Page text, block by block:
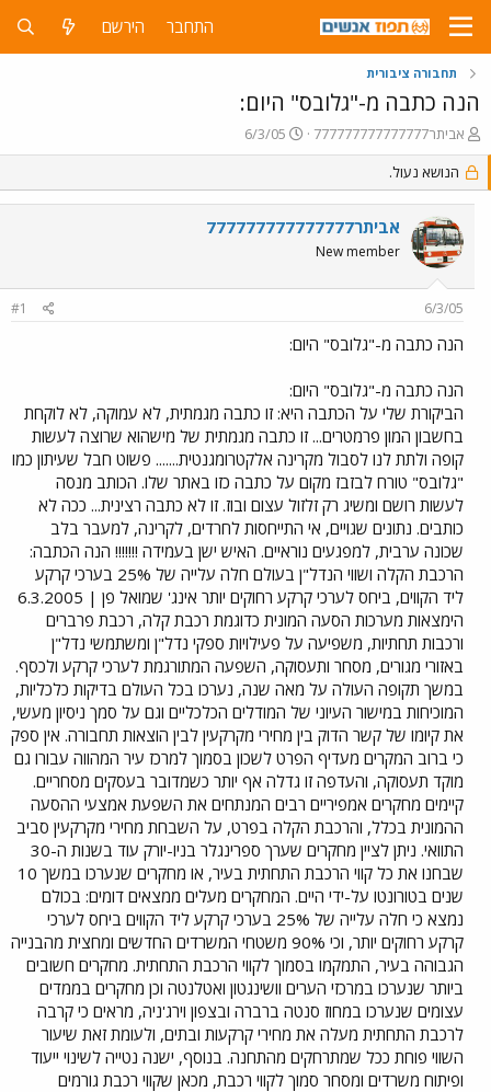
התחבר הירשם
תחבורה ציבורית
הנה כתבה מ-"גלובס" היום:
פ
ו
ת
ח
נ
ו
א
אביתר777777777777777
פ
ו
ס
ב
ר
6/3/05
הנושא נעול.
אביתר777777777777777
New member
6/3/05
#1
הנה כתבה מ-"גלובס" היום:
הנה כתבה מ-"גלובס" היום:
הביקורת שלי על הכתבה היא: זו כתבה מגמתית, לא עמוקה, לא לוקחת
בחשבון המון פרמטרים... זו כתבה מגמתית של מישהוא שרוצה לעשות
קופה ולתת לנו לסבול מקרינה אלקטרומגנטית....... פשוט חבל שעיתון כמו
"גלובס" טורח לבזבז מקום על כתבה כזו באתר שלו. הכותב מנסה
לעשות רושם ומשיג רק זלזול עצום ובוז. זו לא כתבה רצינית... ככה לא
כותבים. נתונים שגויים, אי התייחסות לחרדים, לקרינה, למעבר בלב
שכונה ערבית, למפגעים נוראיים. האיש ישן בעמידה !!!!!!! הנה הכתבה:
הרכבת הקלה ושווי הנדל"ן בעולם חלה עלייה של 25% בערכי קרקע
ליד הקווים, ביחס לערכי קרקע רחוקים יותר אינג' שמואל פן | 6.3.2005
הימצאות מערכות הסעה המונית כדוגמת רכבת קלה, רכבת פרברים
ורכבות תחתיות, משפיעה על פעילויות ספקי נדל"ן ומשתמשי נדל"ן
באזורי מגורים, מסחר ותעסוקה, השפעה המתורגמת לערכי קרקע ולכסף.
במשך תקופה העולה על מאה שנה, נערכו בכל העולם בדיקות כלכליות,
המוכיחות במישור העיוני של המודלים הכלכליים וגם על סמך ניסיון מעשי,
את קיומו של קשר הדוק בין מחירי מקרקעין לבין הוצאות תחבורה. אין ספק
כי ברוב המקרים מעדיף הפרט לשכון בסמוך למרכז עיר המהווה עבורו גם
מוקד תעסוקה, והעדפה זו גדלה אף יותר כשמדובר בעסקים מסחריים.
קיימים מחקרים אמפיריים רבים המנתחים את השפעת אמצעי ההסעה
ההמונית בכלל, והרכבת הקלה בפרט, על השבחת מחירי מקרקעין סביב
התוואי. ניתן לציין מחקרים שערך ספרינגלר בניו-יורק עוד בשנות ה-30
שבחנו את כל קווי הרכבת התחתית בעיר, או מחקרים שנערכו במשך 10
שנים בטורונטו על-ידי היים. המחקרים מעלים ממצאים דומים: בכולם
נמצא כי חלה עלייה של 25% בערכי קרקע ליד הקווים ביחס לערכי
קרקע רחוקים יותר, וכי 90% משטחי המשרדים החדשים ומחצית מהבנייה
הגבוהה בעיר, התמקמו בסמוך לקווי הרכבת התחתית. מחקרים חשובים
ביותר שנערכו במרכזי הערים וושינגטון ואטלנטה וכן מחקרים בממדים
עצומים שנערכו במחוז סנטה ברברה ובצפון וירג'ניה, מראים כי קרבה
לרכבת התחתית מעלה את מחירי קרקעות ובתים, ולעומת זאת שיעור
השווי פוחת ככל שמתרחקים מהתחנה. בנוסף, ישנה נטייה לשינוי ייעוד
ופיתוח משרדים ומסחר סמוך לקווי רכבת, מכאן שקווי רכבת גורמים